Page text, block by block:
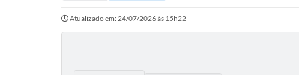
Atualizado em: 24/07/2026 às 15h22